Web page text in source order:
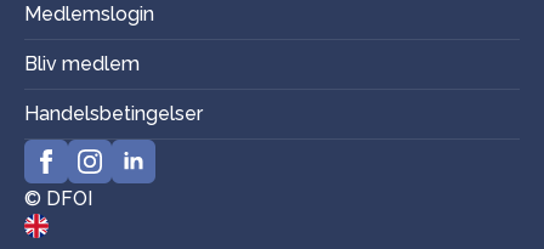
Medlemslogin
Bliv medlem
Handelsbetingelser
© DFOI